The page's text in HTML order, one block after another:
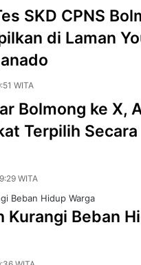
SKD CPNS
di Laman
WITA
Bolmong ke X,
Terpilih Secara
WITA
Kurangi Beban